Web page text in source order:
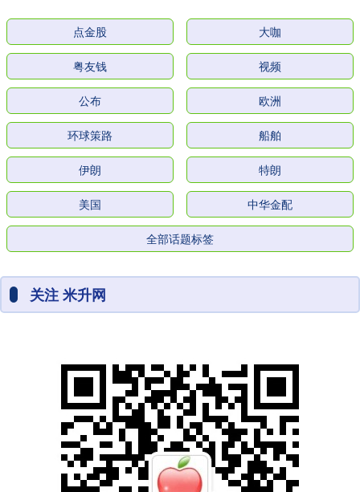
点金股 大咖
粤友钱 视频
公布 欧洲
环球策路 船舶
伊朗 特朗
美国 中华金配
全部话题标签
关注 米升网